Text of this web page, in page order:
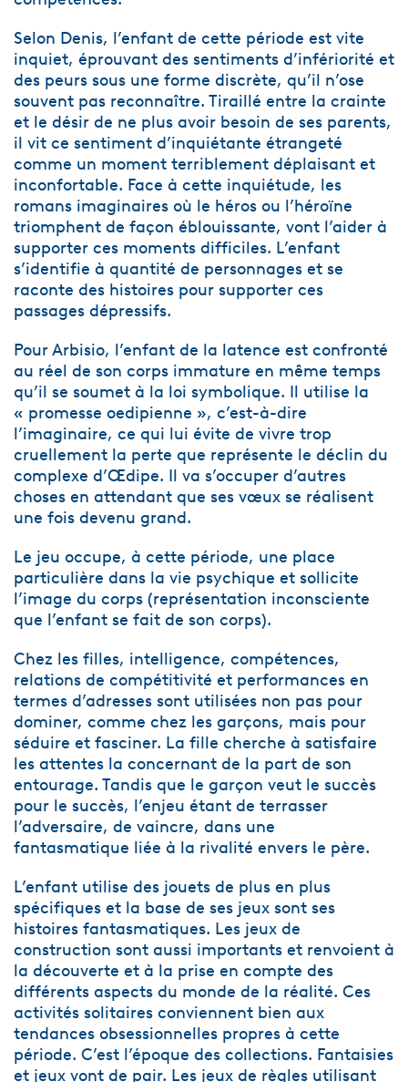
Selon Denis, l’enfant de cette période est vite
inquiet, éprouvant des sentiments d’infériorité et
des peurs sous une forme discrète, qu’il n’ose
souvent pas reconnaître. Tiraillé entre la crainte
et le désir de ne plus avoir besoin de ses parents,
il vit ce sentiment d’inquiétante étrangeté
comme un moment terriblement déplaisant et
inconfortable. Face à cette inquiétude, les
romans imaginaires où le héros ou l’héroïne
triomphent de façon éblouissante, vont l’aider à
supporter ces moments difficiles. L’enfant
s’identifie à quantité de personnages et se
raconte des histoires pour supporter ces
passages dépressifs.
Pour Arbisio, l’enfant de la latence est confronté
au réel de son corps immature en même temps
qu’il se soumet à la loi symbolique. Il utilise la
« promesse oedipienne », c’est-à-dire
l’imaginaire, ce qui lui évite de vivre trop
cruellement la perte que représente le déclin du
complexe d’Œdipe. Il va s’occuper d’autres
choses en attendant que ses vœux se réalisent
une fois devenu grand.
Le jeu occupe, à cette période, une place
particulière dans la vie psychique et sollicite
l’image du corps (représentation inconsciente
que l’enfant se fait de son corps).
Chez les filles, intelligence, compétences,
relations de compétitivité et performances en
termes d’adresses sont utilisées non pas pour
dominer, comme chez les garçons, mais pour
séduire et fasciner. La fille cherche à satisfaire
les attentes la concernant de la part de son
entourage. Tandis que le garçon veut le succès
pour le succès, l’enjeu étant de terrasser
l’adversaire, de vaincre, dans une
fantasmatique liée à la rivalité envers le père.
L’enfant utilise des jouets de plus en plus
spécifiques et la base de ses jeux sont ses
histoires fantasmatiques. Les jeux de
construction sont aussi importants et renvoient à
la découverte et à la prise en compte des
différents aspects du monde de la réalité. Ces
activités solitaires conviennent bien aux
tendances obsessionnelles propres à cette
période. C’est l’époque des collections. Fantaisies
et jeux vont de pair. Les jeux de règles utilisant